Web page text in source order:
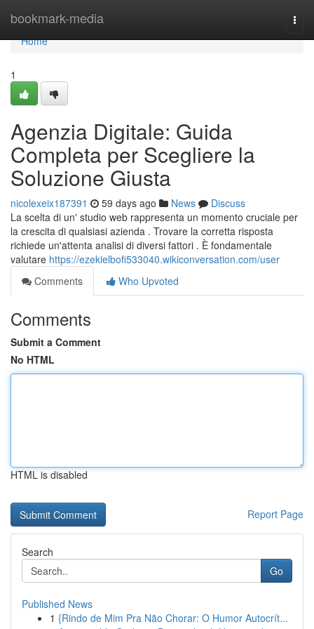
bookmark-media
Home
Home
1
Agenzia Digitale: Guida
Completa per Scegliere la
Soluzione Giusta
nicolexeix187391 59 days ago News
Discuss
La scelta di un' studio web rappresenta un momento cruciale per
la crescita di qualsiasi azienda . Trovare la corretta risposta
richiede un'attenta analisi di diversi fattori . È fondamentale
valutare https://ezekielbofi533040.wikiconversation.com/user
Comments
Who Upvoted
Comments
Submit a Comment
No HTML
HTML is disabled
Report Page
Search
Go
Published News
1 {Rindo de Mim Pra Não Chorar: O Humor Autocrít...